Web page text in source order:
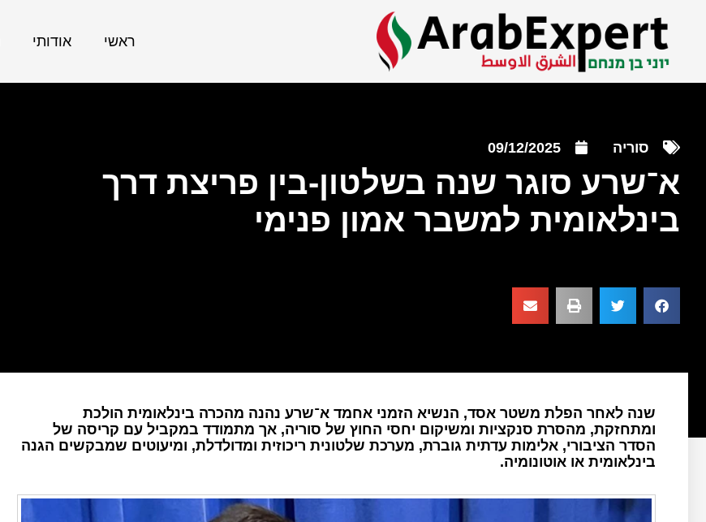
ראשי אודותי
סוריה 09/12/2025
א־שרע סוגר שנה בשלטון-בין פריצת דרך
בינלאומית למשבר אמון פנימי
שנה לאחר הפלת משטר אסד, הנשיא הזמני אחמד א־שרע נהנה מהכרה בינלאומית הולכת
ומתחזקת, מהסרת סנקציות ומשיקום יחסי החוץ של סוריה, אך מתמודד במקביל עם קריסה של
הסדר הציבורי, אלימות עדתית גוברת, מערכת שלטונית ריכוזית ומדולדלת, ומיעוטים שמבקשים הגנה
בינלאומית או אוטונומיה.